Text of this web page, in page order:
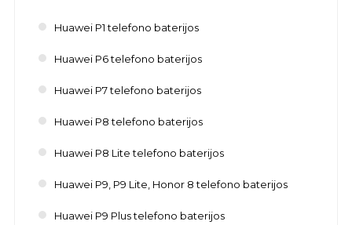
Huawei P1 telefono baterijos
Huawei P6 telefono baterijos
Huawei P7 telefono baterijos
Huawei P8 telefono baterijos
Huawei P8 Lite telefono baterijos
Huawei P9, P9 Lite, Honor 8 telefono baterijos
Huawei P9 Plus telefono baterijos